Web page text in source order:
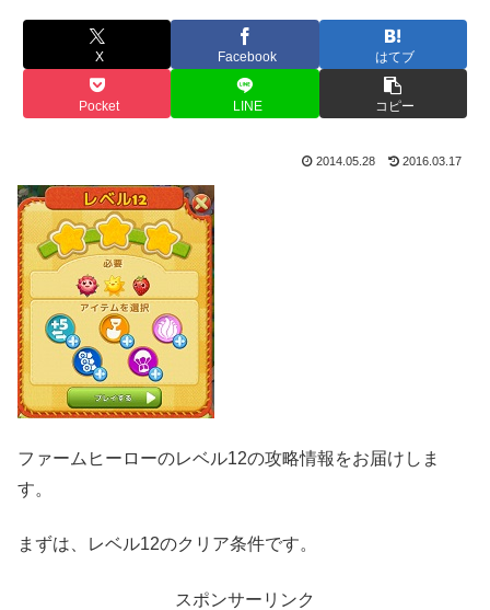
X Facebook はてブ
Pocket LINE コピー
2014.05.28 2016.03.17
ファームヒーローのレベル12の攻略情報をお届けしま
す。
まずは、レベル12のクリア条件です。
スポンサーリンク